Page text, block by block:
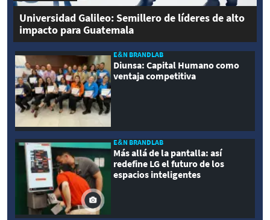
Universidad Galileo: Semillero de líderes de alto
impacto para Guatemala
E&N BRANDLAB
Diunsa: Capital Humano como
ventaja competitiva
E&N BRANDLAB
Más allá de la pantalla: así
redefine LG el futuro de los
espacios inteligentes